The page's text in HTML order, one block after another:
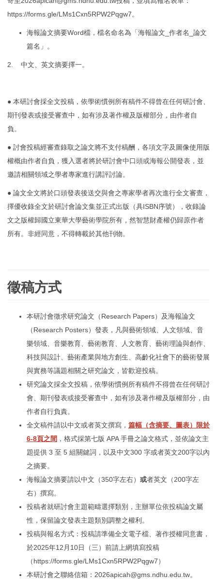
https://forms.gle/LMs1Cxn5RPW2Pqgw7。
海報論文摘要Word檔，檔名命名為「海報論文_作者名_論文
篇名」。
2. 中文、英文摘要擇一。
● 本研討會採全文投稿，依學術慣例所有稿件不得曾在任何研討會、
期刊發表或接受審查中，如有涉及著作權及版權部分，由作者自
負。
● 討會投稿經審查錄取之論文將不支付稿酬，各項文字及圖像使用版
權概由作者自負，獲入選者將於研討會中口頭或海報公開發表，並
邀請相關領域之學者專家進行講評討論。
● 論文全文將於口頭發表後送交與會之專家學者再次進行全文審查，
擇優收錄全文於研討會論文集並正式出版（具ISBN序號），收錄論
文之版權歸國立東華大學藝術學院所有，然智慧財產權仍歸原作者
所有。非經同意，不得轉載於其他刊物。
徵稿方式
本研討會徵求研究論文（Research Papers）及海報論文
（Research Posters）發表，凡與藝術領域、人文領域、音
樂領域、音樂教育、藝術教育、人文教育、藝術理論與創作、
科技與設計、藝術產業與地方創生、高齡化社會下的藝術發展
與實務等議題相關之研究論文，皆歡迎投稿。
研究論文採全文投稿，依學術慣例所有稿件不得曾在任何研討
會、期刊發表或接受審查中，如有涉及著作權及版權部分，由
作者自行負責。
全文稿件請以中文或者英文撰寫 ， 篇幅（含摘要、圖表）限於
6-8頁之間 ，格式採第七版 APA 手冊之論文格式，並依論文主
題提供 3 至 5 組關鍵詞，以及中文300 字或者英文200字以內
之摘要。
海報論文摘要請以中文（350字左右） 或者英文（200字左
右）撰寫。
投稿者就研討會主題範疇選擇類別，主辦單位依投稿論文屬
性，保留論文發表主題類別調整之權利。
投稿與報名方式：投稿請準備全文電子檔、著作授權同意書，
於2025年12月10日（三）前請上網填寫投稿
（https://forms.gle/LMs1Cxn5RPW2Pqgw7）
本研討會之聯絡信箱： 2026apicah@gms.ndhu.edu.tw。